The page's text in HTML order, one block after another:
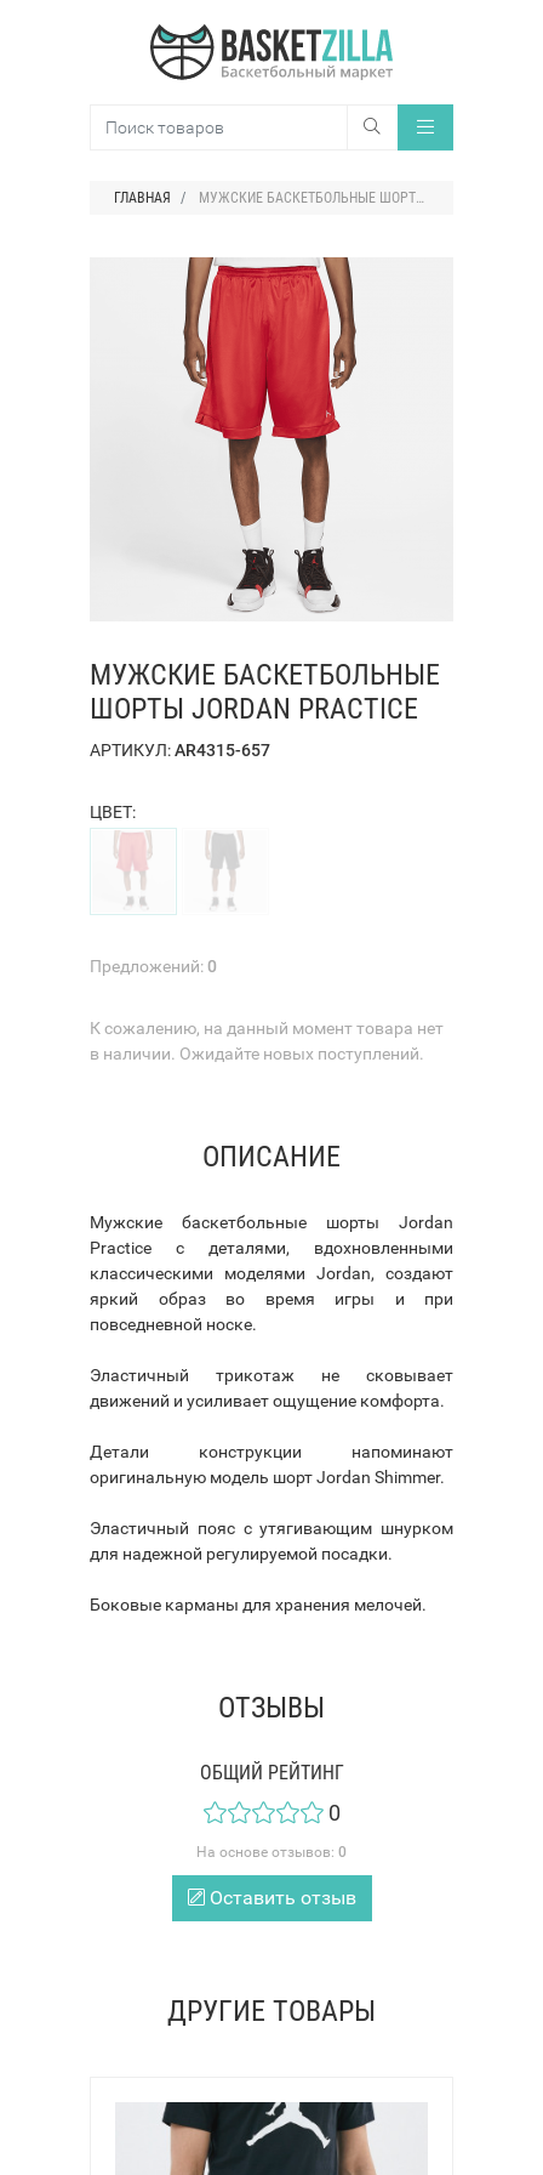
ГЛАВНАЯ МУЖСКИЕ БАСКЕТБОЛЬНЫЕ ШОРТЫ JORDAN PRACTICE
МУЖСКИЕ БАСКЕТБОЛЬНЫЕ
ШОРТЫ JORDAN PRACTICE
АРТИКУЛ:AR4315-657
ЦВЕТ:
Предложений:0
К сожалению, на данный момент товара нет
в наличии. Ожидайте новых поступлений.
ОПИСАНИЕ
Мужские баскетбольные шорты Jordan
Practice с деталями, вдохновленными
классическими моделями Jordan, создают
яркий образ во время игры и при
повседневной носке.
Эластичный трикотаж не сковывает
движений и усиливает ощущение комфорта.
Детали конструкции напоминают
оригинальную модель шорт Jordan Shimmer.
Эластичный пояс с утягивающим шнурком
для надежной регулируемой посадки.
Боковые карманы для хранения мелочей.
ОТЗЫВЫ
ОБЩИЙ РЕЙТИНГ
0
На основе отзывов: 0
Оставить отзыв
ДРУГИЕ ТОВАРЫ